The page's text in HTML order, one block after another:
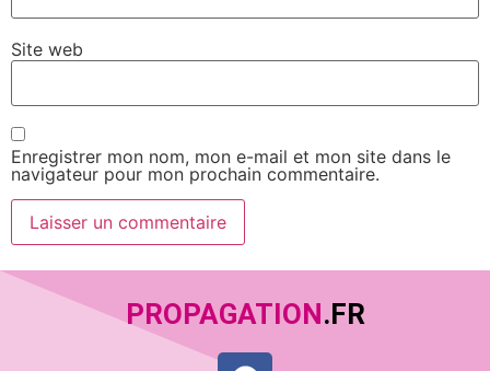
Site web
Enregistrer mon nom, mon e-mail et mon site dans le
navigateur pour mon prochain commentaire.
PROPAGATION.FR